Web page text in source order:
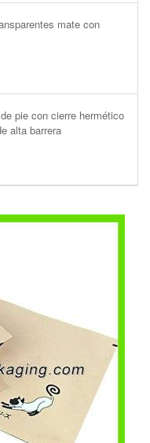
mate con
pie con cierre hermético
alta barrera